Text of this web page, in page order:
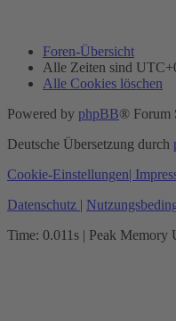
Foren-Übersicht
Alle Zeiten sind
Alle Cookies löschen
Powered by phpBB® Forum
Deutsche Übersetzung durch
Cookie-Einstellungen |
Datenschutz
Time: 0.011s | Peak